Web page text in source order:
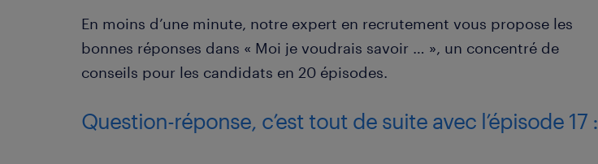
En moins d’une minute, notre expert en recrutement vous propose les
bonnes réponses dans « Moi je voudrais savoir … », un concentré de
conseils pour les candidats en 20 épisodes.
Question-réponse, c’est tout de suite avec l’épisode 17 :